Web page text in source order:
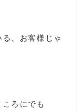
、お客様じゃ
ろにでも